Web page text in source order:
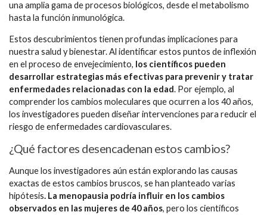
una amplia gama de procesos biológicos, desde el metabolismo
hasta la función inmunológica.
Estos descubrimientos tienen profundas implicaciones para
nuestra salud y bienestar. Al identificar estos puntos de inflexión
en el proceso de envejecimiento, los científicos pueden
desarrollar estrategias más efectivas para prevenir y tratar
enfermedades relacionadas con la edad. Por ejemplo, al
comprender los cambios moleculares que ocurren a los 40 años,
los investigadores pueden diseñar intervenciones para reducir el
riesgo de enfermedades cardiovasculares.
¿Qué factores desencadenan estos cambios?
Aunque los investigadores aún están explorando las causas
exactas de estos cambios bruscos, se han planteado varias
hipótesis. La menopausia podría influir en los cambios
observados en las mujeres de 40 años, pero los científicos